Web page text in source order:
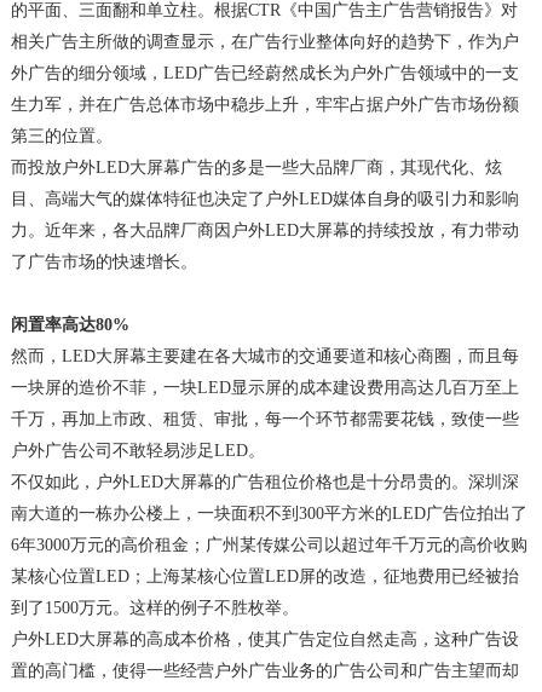
的平面、三面翻和单立柱。根据CTR《中国广告主广告营销报告》对
相关广告主所做的调查显示，在广告行业整体向好的趋势下，作为户
外广告的细分领域，LED广告已经蔚然成长为户外广告领域中的一支
生力军，并在广告总体市场中稳步上升，牢牢占据户外广告市场份额
第三的位置。
而投放户外LED大屏幕广告的多是一些大品牌厂商，其现代化、炫
目、高端大气的媒体特征也决定了户外LED媒体自身的吸引力和影响
力。近年来，各大品牌厂商因户外LED大屏幕的持续投放，有力带动
了广告市场的快速增长。
闲置率高达80%
然而，LED大屏幕主要建在各大城市的交通要道和核心商圈，而且每
一块屏的造价不菲，一块LED显示屏的成本建设费用高达几百万至上
千万，再加上市政、租赁、审批，每一个环节都需要花钱，致使一些
户外广告公司不敢轻易涉足LED。
不仅如此，户外LED大屏幕的广告租位价格也是十分昂贵的。深圳深
南大道的一栋办公楼上，一块面积不到300平方米的LED广告位拍出了
6年3000万元的高价租金；广州某传媒公司以超过年千万元的高价收购
某核心位置LED；上海某核心位置LED屏的改造，征地费用已经被抬
到了1500万元。这样的例子不胜枚举。
户外LED大屏幕的高成本价格，使其广告定位自然走高，这种广告设
置的高门槛，使得一些经营户外广告业务的广告公司和广告主望而却